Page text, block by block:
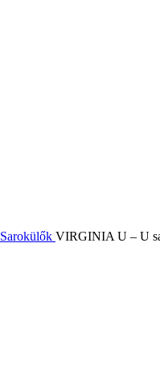
Sarokülők VIRGINIA U – U